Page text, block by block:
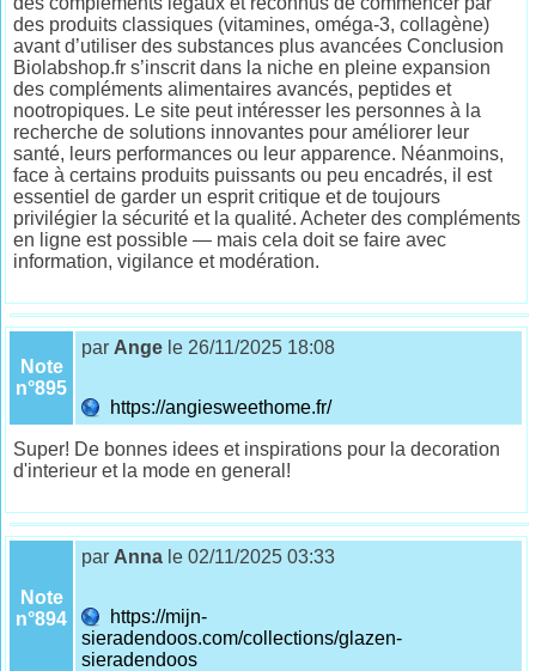
des produits classiques (vitamines, oméga-3, collagène)
avant d’utiliser des substances plus avancées Conclusion
Biolabshop.fr s’inscrit dans la niche en pleine expansion
des compléments alimentaires avancés, peptides et
nootropiques. Le site peut intéresser les personnes à la
recherche de solutions innovantes pour améliorer leur
santé, leurs performances ou leur apparence. Néanmoins,
face à certains produits puissants ou peu encadrés, il est
essentiel de garder un esprit critique et de toujours
privilégier la sécurité et la qualité. Acheter des compléments
en ligne est possible — mais cela doit se faire avec
information, vigilance et modération.
Note
n°895
par Ange le 26/11/2025 18:08
https://angiesweethome.fr/
Super! De bonnes idees et inspirations pour la decoration
d'interieur et la mode en general!
Note
n°894
par Anna le 02/11/2025 03:33
https://mijn-
sieradendoos.com/collections/glazen-
sieradendoos